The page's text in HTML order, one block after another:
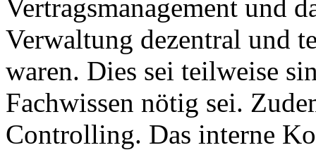
Vertragsmanagement und
Verwaltung dezentral und
waren. Dies sei teilweise
Fachwissen nötig sei.
Controlling. Das interne